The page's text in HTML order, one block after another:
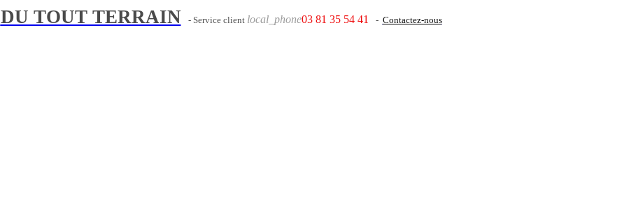
DU TOUT TERRAIN - Service client local_phone03 81 35 54 41 - Contactez-nous